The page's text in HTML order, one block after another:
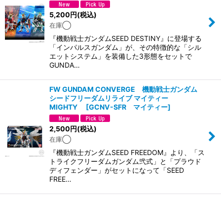
5,200円(税込)
在庫◯
『機動戦士ガンダムSEED DESTINY』に登場する
「インパルスガンダム」が、その特徴的な「シル
エットシステム」を装備した3形態をセットで
GUNDA…
FW GUNDAM CONVERGE 機動戦士ガンダム
シードフリーダムリライブ マイティー
MIGHTY
[GCNV-SFR マイティー]
2,500円(税込)
在庫◯
『機動戦士ガンダムSEED FREEDOM』より、「ス
トライクフリーダムガンダム弐式」と「プラウド
ディフェンダー」がセットになって「SEED
FREE…